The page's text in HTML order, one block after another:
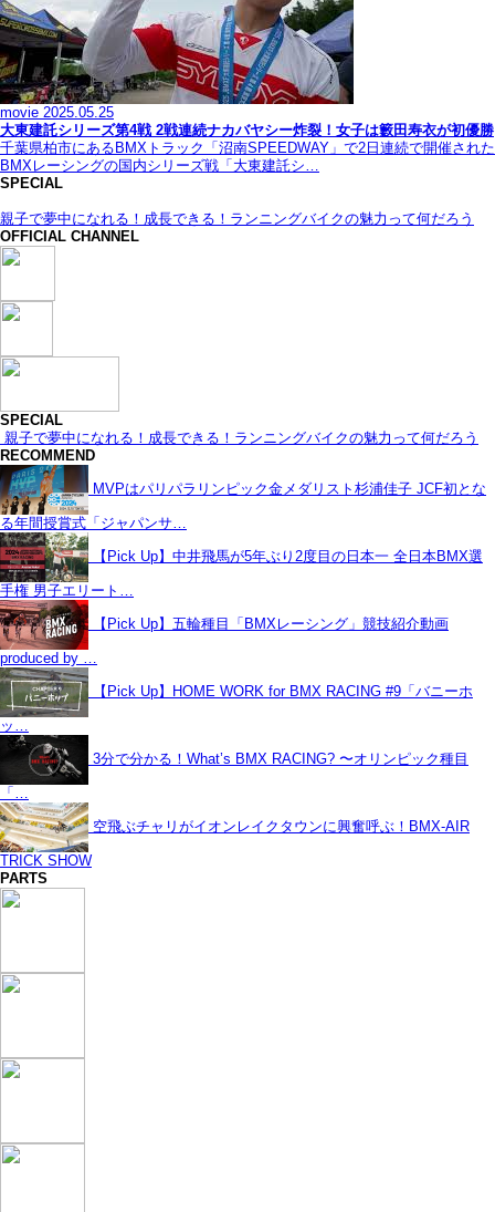
movie 2025.05.25
大東建託シリーズ第4戦 2戦連続ナカバヤシー炸裂！女子は籔田寿衣が初優勝
千葉県柏市にあるBMXトラック「沼南SPEEDWAY」で2日連続で開催された
BMXレーシングの国内シリーズ戦「大東建託シ…
SPECIAL
親子で夢中になれる！成長できる！ランニングバイクの魅力って何だろう
OFFICIAL CHANNEL
SPECIAL
親子で夢中になれる！成長できる！ランニングバイクの魅力って何だろう
RECOMMEND
MVPはパリパラリンピック金メダリスト杉浦佳子 JCF初とな
る年間授賞式「ジャパンサ…
【Pick Up】中井飛馬が5年ぶり2度目の日本一 全日本BMX選
手権 男子エリート…
【Pick Up】五輪種目「BMXレーシング」競技紹介動画
produced by …
【Pick Up】HOME WORK for BMX RACING #9「バニーホ
ッ…
3分で分かる！What’s BMX RACING? 〜オリンピック種目
「…
空飛ぶチャリがイオンレイクタウンに興奮呼ぶ！BMX-AIR
TRICK SHOW
PARTS